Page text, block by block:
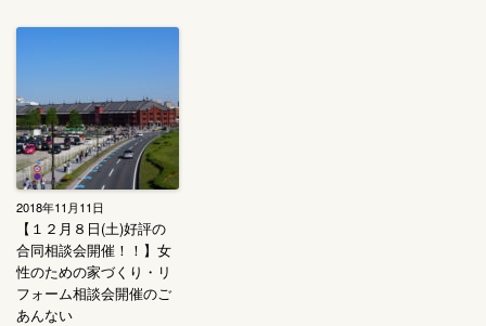
2018年11月11日
【１２月８日(土)好評の
合同相談会開催！！】女
性のための家づくり・リ
フォーム相談会開催のご
あんない